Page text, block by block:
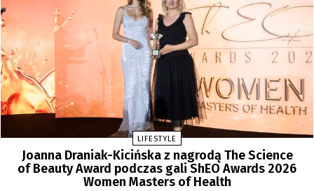
LIFESTYLE
Joanna Draniak-Kicińska z nagrodą The Science
of Beauty Award podczas gali ShEO Awards 2026
Women Masters of Health